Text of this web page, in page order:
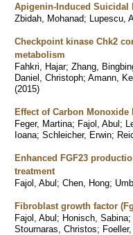
Apigenin-Induced Suicidal
Zbidah, Mohanad; Lupescu,
Checkpoint kinase Chk2
metabolism
Fahkri, Hajar; Zhang,
Daniel, Christoph; Amann,
(2015)
Effect of Carbon Monoxide
Feger, Martina; Fajol, Abul;
Ioana; Schleicher, Erwin;
Enhanced FGF23
treatment
Fajol, Abul; Chen, Hong;
Fibroblast growth factor
Fajol, Abul; Honisch, Sabina;
Stournaras, Christos;